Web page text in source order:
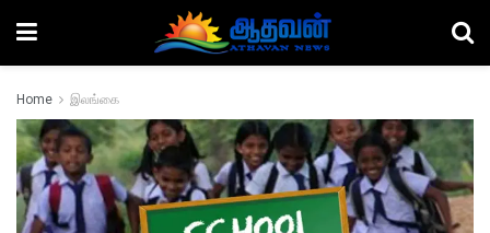
Home இலங்கை